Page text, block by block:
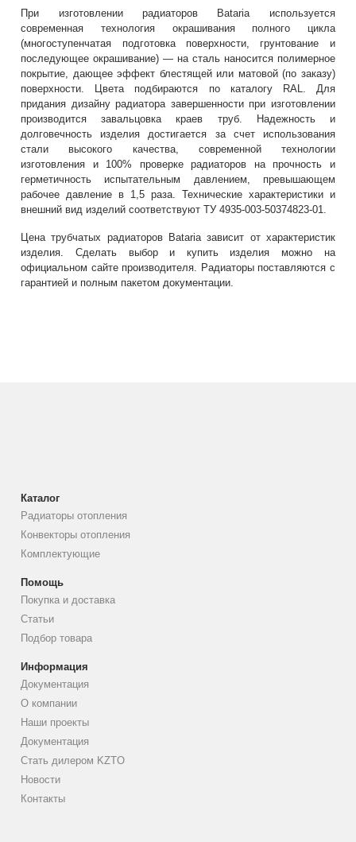
При изготовлении радиаторов Bataria используется
современная технология окрашивания полного цикла
(многоступенчатая подготовка поверхности, грунтование и
последующее окрашивание) — на сталь наносится полимерное
покрытие, дающее эффект блестящей или матовой (по заказу)
поверхности. Цвета подбираются по каталогу RAL. Для
придания дизайну радиатора завершенности при изготовлении
производится завальцовка краев труб. Надежность и
долговечность изделия достигается за счет использования
стали высокого качества, современной технологии
изготовления и 100% проверке радиаторов на прочность и
герметичность испытательным давлением, превышающем
рабочее давление в 1,5 раза. Технические характеристики и
внешний вид изделий соответствуют ТУ 4935-003-50374823-01.
Цена трубчатых радиаторов Bataria зависит от характеристик
изделия. Сделать выбор и купить изделия можно на
официальном сайте производителя. Радиаторы поставляются с
гарантией и полным пакетом документации.
Каталог
Радиаторы отопления
Конвекторы отопления
Комплектующие
Помощь
Покупка и доставка
Статьи
Подбор товара
Информация
Документация
О компании
Наши проекты
Документация
Стать дилером KZTO
Новости
Контакты